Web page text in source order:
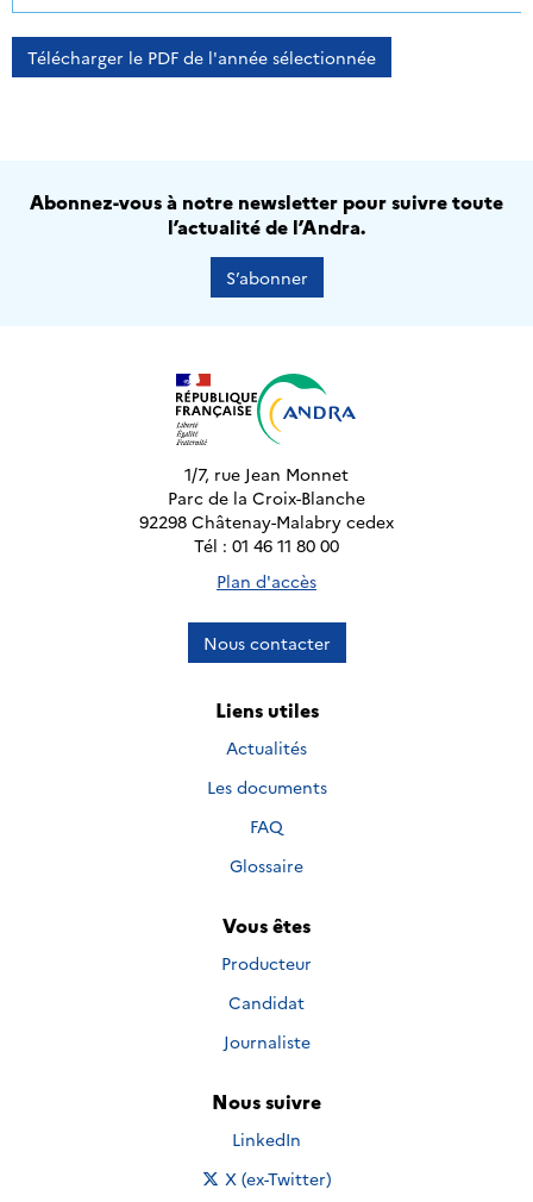
Télécharger le PDF de l'année sélectionnée
Abonnez-vous à notre newsletter pour suivre toute
l’actualité de l’Andra.
S’abonner
1/7, rue Jean Monnet
Parc de la Croix-Blanche
92298 Châtenay-Malabry cedex
Tél : 01 46 11 80 00
Plan d'accès
Nous contacter
Liens utiles
Actualités
Les documents
FAQ
Glossaire
Vous êtes
Producteur
Candidat
Journaliste
Nous suivre
Nous suivre sur
LinkedIn
Nous suivre sur
X (ex-Twitter)